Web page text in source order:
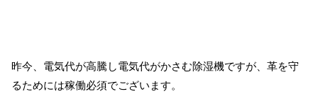
昨今、電気代が高騰し電気代がかさむ除湿機ですが、革を守
るためには稼働必須でございます。